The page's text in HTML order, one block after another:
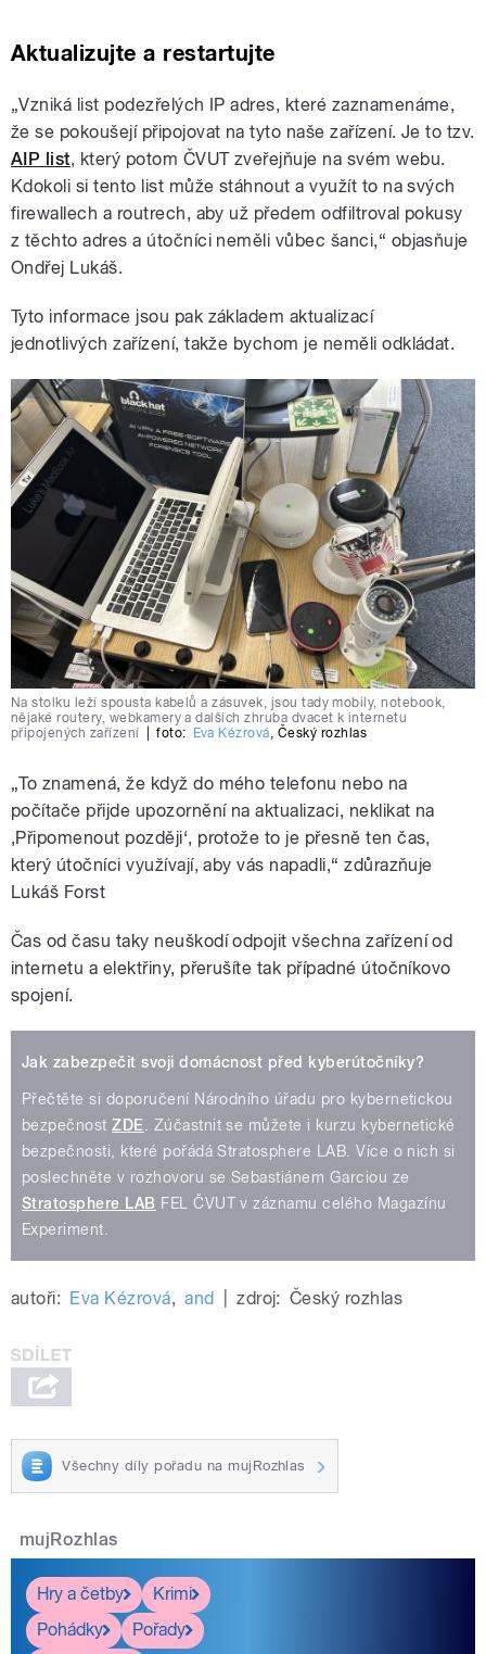
Aktualizujte a restartujte
„Vzniká list podezřelých IP adres, které zaznamenáme,
že se pokoušejí připojovat na tyto naše zařízení. Je to tzv.
AIP list, který potom ČVUT zveřejňuje na svém webu.
Kdokoli si tento list může stáhnout a využít to na svých
firewallech a routrech, aby už předem odfiltroval pokusy
z těchto adres a útočníci neměli vůbec šanci,“ objasňuje
Ondřej Lukáš.
Tyto informace jsou pak základem aktualizací
jednotlivých zařízení, takže bychom je neměli odkládat.
Na stolku leží spousta kabelů a zásuvek, jsou tady mobily, notebook,
nějaké routery, webkamery a dalších zhruba dvacet k internetu
připojených zařízení
foto: Eva Kézrová, Český rozhlas
„To znamená, že když do mého telefonu nebo na
počítače přijde upozornění na aktualizaci, neklikat na
‚Připomenout později‘, protože to je přesně ten čas,
který útočníci využívají, aby vás napadli,“ zdůrazňuje
Lukáš Forst
Čas od času taky neuškodí odpojit všechna zařízení od
internetu a elektřiny, přerušíte tak případné útočníkovo
spojení.
Jak zabezpečit svoji domácnost před kyberútočníky?
Přečtěte si doporučení Národního úřadu pro kybernetickou
bezpečnostZDE. Zúčastnit se můžete i kurzu kybernetické
bezpečnosti, které pořádá Stratosphere LAB. Více o nich si
poslechněte v rozhovoru se Sebastiánem Garciou ze
Stratosphere LAB FEL ČVUT v záznamu celého Magazínu
Experiment.
autoři: Eva Kézrová, and zdroj: Český rozhlas
Všechny díly pořadu na mujRozhlas
mujRozhlas
Hry a četby
Krimi
Pohádky
Pořady